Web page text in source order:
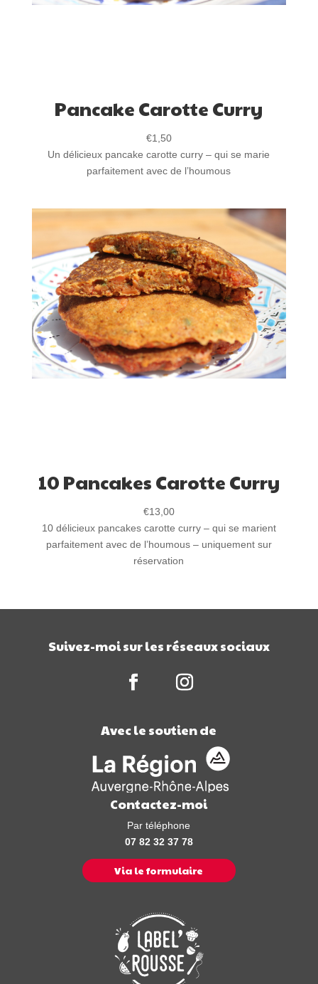
Pancake Carotte Curry
€1,50
Un délicieux pancake carotte curry – qui se marie
parfaitement avec de l’houmous
10 Pancakes Carotte Curry
€13,00
10 délicieux pancakes carotte curry – qui se marient
parfaitement avec de l’houmous – uniquement sur
réservation
Suivez-moi sur les réseaux sociaux
Avec le soutien de
Contactez-moi
Par téléphone
07 82 32 37 78
Via le formulaire